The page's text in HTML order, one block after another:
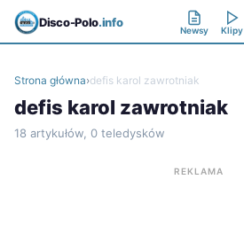
Disco-Polo.info
Newsy Klipy
Strona główna›defis karol zawrotniak
defis karol zawrotniak
18 artykułów, 0 teledysków
REKLAMA